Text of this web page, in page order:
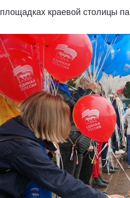
площадках краевой столицы